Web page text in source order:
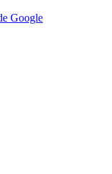
Google